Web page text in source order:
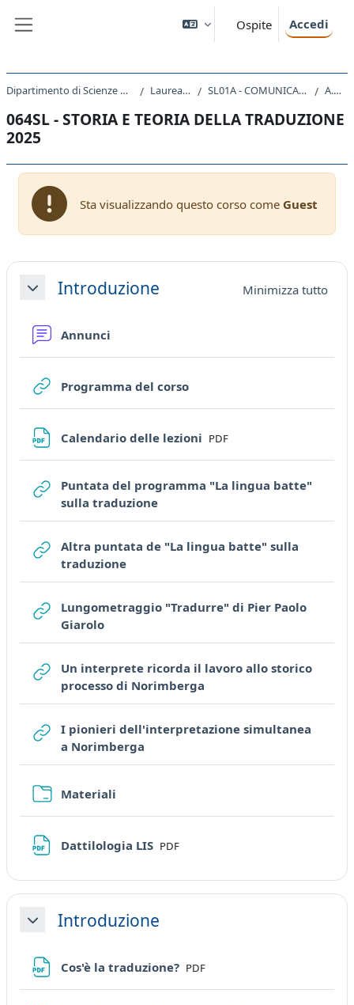
Ospite Accedi
Dipartimento di Scienze Giuridiche, del Linguaggio, dell`Interpretazione e della Traduzione Laurea triennale (DM270) SL01A - COMUNICAZIONE INTERLINGUISTICA APPLICATA A.A. 2025 - 2026
064SL - STORIA E TEORIA DELLA TRADUZIONE
2025
Sta visualizzando questo corso come Guest
Schema della sezione
MinimizzaIntroduzione Minimizza tutto
Annunci
Programma del corsoURL
Calendario delle lezioni File
PDF
Puntata del programma "La lingua batte"
sulla traduzioneURL
Altra puntata de "La lingua batte" sulla
traduzioneURL
Lungometraggio "Tradurre" di Pier Paolo
GiaroloURL
Un interprete ricorda il lavoro allo storico
processo di Norimberga
I pionieri dell'interpretazione simultanea
a Norimberga
Materiali
Dattilologia LIS File
PDF
MinimizzaIntroduzione
Cos'è la traduzione? File
PDF